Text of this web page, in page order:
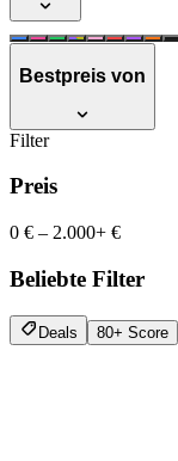
Bestpreis von
Filter
Preis
0 € – 2.000+ €
Beliebte Filter
Deals 80+ Score